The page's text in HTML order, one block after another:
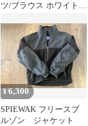
ツ/ブラウス ホワイト
半袖 ボタンダウン メン
ズ
¥6,300
SPIEWAK フリースブ
ルゾン ジャケット